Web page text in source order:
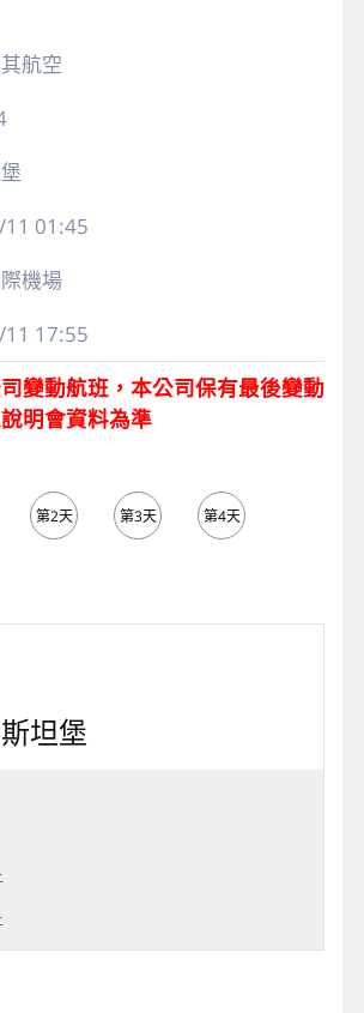
航空
01:45
機場
17:55
變動航班，本公司保有最後變動
明會資料為準
第2天 第3天 第4天
坦堡